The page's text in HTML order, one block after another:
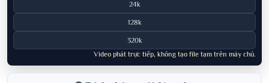
24k
128k
320k
Video phát trực tiếp, không tạo file tạm trên máy chủ.